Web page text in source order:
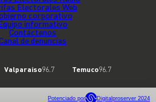
Electorales Web
corporativo
informativo
Contáctenos
de denuncias
Valparaíso96.7 Temuco96.7
Potenciado por Digitalproserver 2024